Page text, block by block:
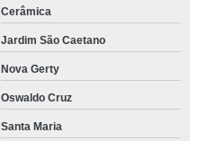
Cerâmica
Jardim São Caetano
Nova Gerty
Oswaldo Cruz
Santa Maria